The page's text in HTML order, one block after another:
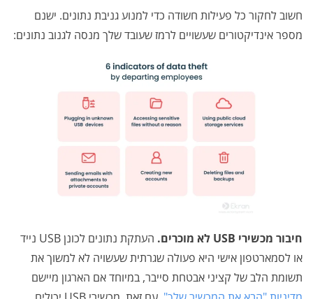
חשוב לחקור כל פעילות חשודה כדי למנוע גניבת נתונים. ישנם
מספר אינדיקטורים שעשויים לרמז שעובד שלך מנסה לגנוב נתונים:
חיבור מכשירי USB לא מוכרים.
העתקת נתונים לכונן USB נייד
או לסמארטפון אישי היא פעולה שגרתית שעשויה לא למשוך את
תשומת הלב של קציני אבטחת סייבר, במיוחד אם הארגון מיישם